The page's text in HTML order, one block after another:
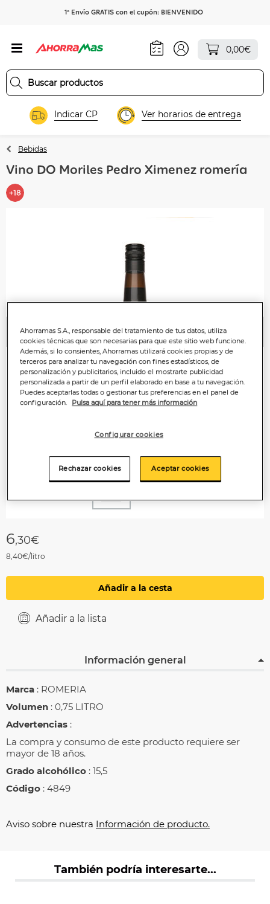
1º Envío GRATIS con el cupón: BIENVENIDO
0,00€
Indicar CP Ver horarios de entrega
Bebidas
Vino DO Moriles Pedro Ximenez romería
Anterior
6,30€
8,40€/litro
Añadir a la cesta
Añadir a la lista
Información general
Marca : ROMERIA
Volumen : 0,75 LITRO
Advertencias :
La compra y consumo de este producto requiere ser
mayor de 18 años.
Grado alcohólico : 15,5
Código : 4849
Aviso sobre nuestra Información de producto.
También podría interesarte...
Ahorramas S.A., responsable del tratamiento de tus datos, utiliza
cookies técnicas que son necesarias para que este sitio web funcione.
Además, si lo consientes, Ahorramas utilizará cookies propias y de
terceros para analizar tu navegación con fines estadísticos, de
personalización y publicitarios, incluido el mostrarte publicidad
personalizada a partir de un perfil elaborado en base a tu navegación.
Puedes aceptarlas todas o gestionar tus preferencias en el panel de
configuración.
Pulsa aquí para tener más información
Configurar cookies
Rechazar cookies Aceptar cookies